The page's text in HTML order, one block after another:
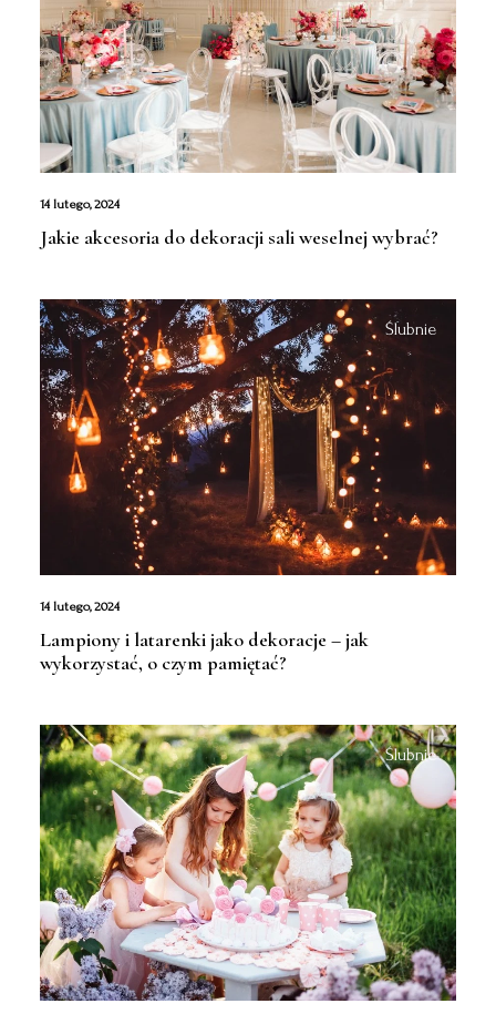
14 lutego, 2024
Jakie akcesoria do dekoracji sali weselnej wybrać?
Ślubnie
14 lutego, 2024
Lampiony i latarenki jako dekoracje – jak
wykorzystać, o czym pamiętać?
Ślubnie